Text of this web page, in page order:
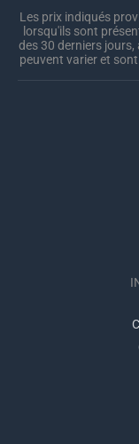
Les prix indiqués
lorsqu'ils sont
des 30 derniers jours,
peuvent varier et